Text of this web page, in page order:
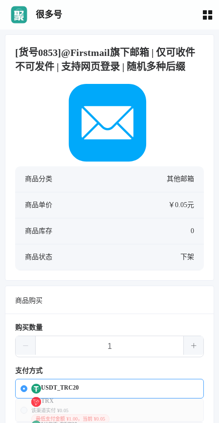
很多号
[货号0853]@Firstmail旗下邮箱 | 仅可收件
不可发件 | 支持网页登录 | 随机多种后缀
商品分类 其他邮箱
商品单价 ￥0.05元
商品库存 0
商品状态 下架
商品购买
购买数量
支付方式
USDT_TRC20
TRX
该渠道实付 ¥0.05
最低支付金额 ¥1.00，当前 ¥0.05